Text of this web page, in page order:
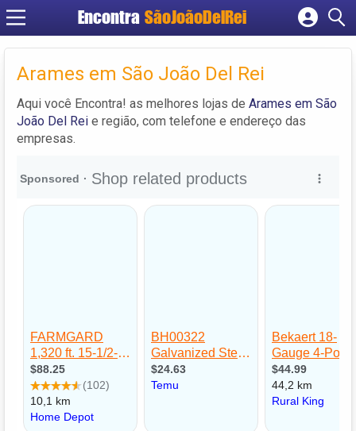
Encontra SãoJoãoDelRei
Cadastrar empresa
Fazer login
Criar conta
Arames em São João Del Rei
Aqui você Encontra! as melhores lojas de Arames em São
João Del Rei e região, com telefone e endereço das
empresas.